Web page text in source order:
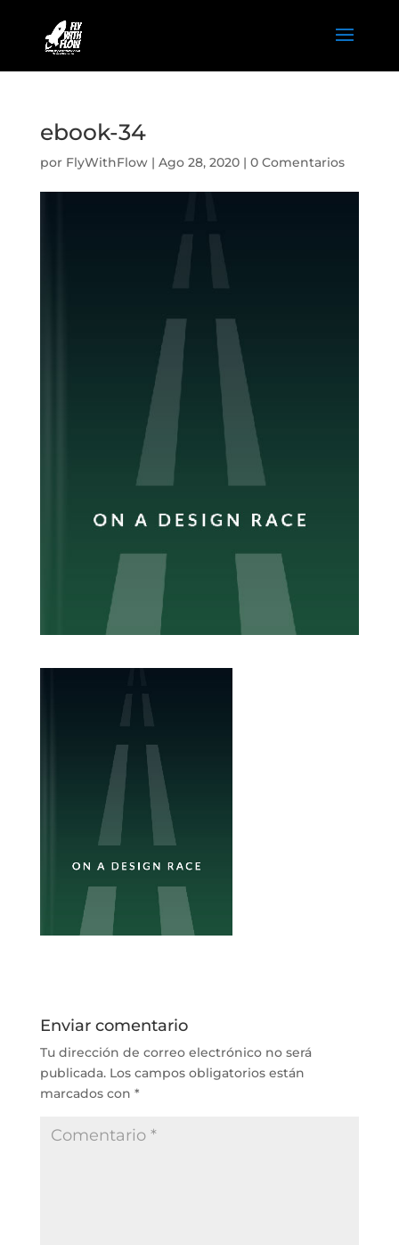
ebook-34
por FlyWithFlow| Ago 28, 2020| 0 Comentarios
Enviar comentario
Tu dirección de correo electrónico no será
publicada. Los campos obligatorios están
marcados con *